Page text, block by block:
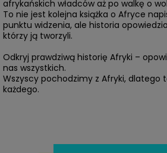
afrykańskich władców aż po walkę o
To nie jest kolejna książka o Afryce
punktu widzenia, ale historia
którzy ją tworzyli.
Odkryj prawdziwą historię Afryki –
nas wszystkich.
Wszyscy pochodzimy z Afryki, dlatego
każdego.